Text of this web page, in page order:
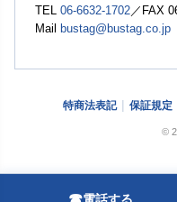
TEL 06-6632-1702 ／FAX
Mail bustag@bustag.co.jp
特商法表記 保証規定
©
☎